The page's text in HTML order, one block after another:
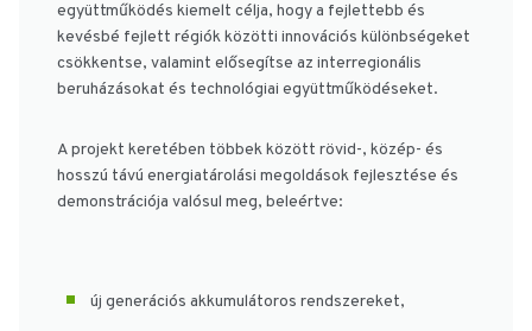
együttműködés kiemelt célja, hogy a fejlettebb és
kevésbé fejlett régiók közötti innovációs különbségeket
csökkentse, valamint elősegítse az interregionális
beruházásokat és technológiai együttműködéseket.
A projekt keretében többek között rövid-, közép- és
hosszú távú energiatárolási megoldások fejlesztése és
demonstrációja valósul meg, beleértve:
új generációs akkumulátoros rendszereket,